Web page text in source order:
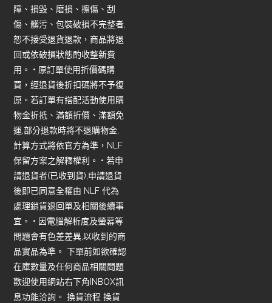
障、損毀、磨損、擦傷、刮
傷、髒污、包裝破損不完整者,
恕不接受退貨退款，商品將退
回或依破損狀態酌收整新費
用。 • 原訂單使用折價碼購
買，經退貨後折扣碼將不予復
原。若訂單有搭配活動使用購
物金折抵、滿額折價、滿額免
運,部分退款時將不退購物金,
計算方式將依官方為準，NLF
保留方案之解釋權利。 • 若申
請退貨者(已收到貨),申請退貨
後即已同意全權由 NLF 代為
處理銷貨退回單及相關後續事
宜。 • 因電腦解析度及螢幕等
問題會有色差差異,以收到的商
品實品為準。 下單前如欲確認
在庫數量及任何商品相關問題
歡迎使用網站右下角INBOX訊
息功能洽詢。 換貨流程 換貨